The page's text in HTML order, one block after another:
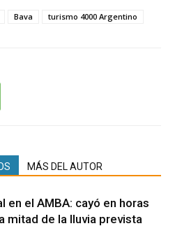
Bava turismo 4000 Argentino
MÁS DEL AUTOR
en el AMBA: cayó en horas
mitad de la lluvia prevista